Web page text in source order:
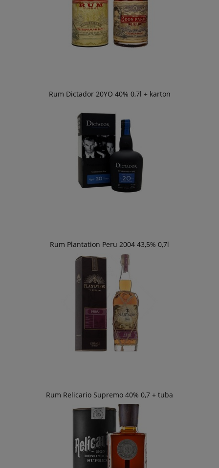
Rum Dictador 20YO 40% 0,7l + karton
Rum Plantation Peru 2004 43,5% 0,7l
Rum Relicario Supremo 40% 0,7 + tuba